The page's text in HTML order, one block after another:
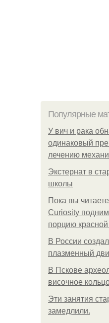
Популярные
У вич и рака
одинаковый
лечению
Экстернат в
школы
Пока вы
Curiosity
порцию
В России
плазменный
В Пскове
височное
Эти занятия
замедлили.